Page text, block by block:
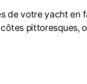
de votre yacht en
côtes